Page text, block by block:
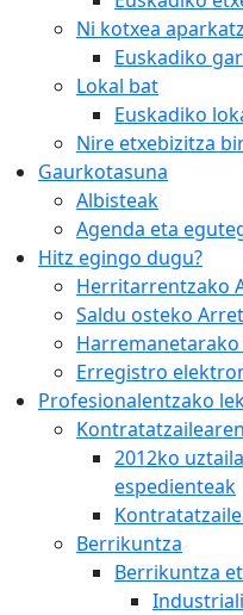
Ni kotxea
Euskadiko
Lokal bat
Euskadiko
Nire etxebizitza
Gaurkotasuna
Albisteak
Agenda eta
Hitz egingo dugu?
Herritarrentzako
Saldu osteko
Erregistro
Profesionalentzako
2012ko
espedienteak
Berrikuntza
Berrikuntza